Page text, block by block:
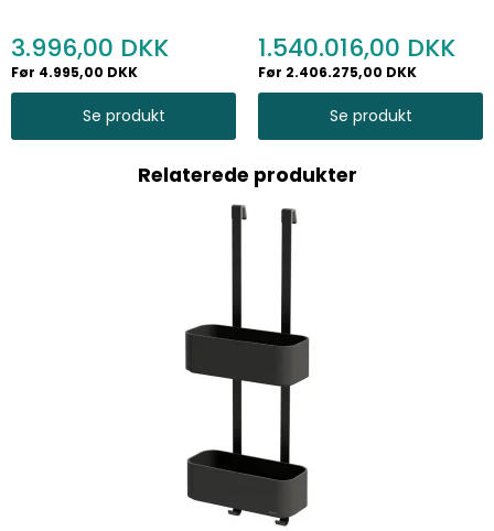
3.996,00
Før 4.995,00 DKK
Se produkt
1.540.016,00
Før 2.406.275,00 DKK
Se produkt
Relaterede produkter